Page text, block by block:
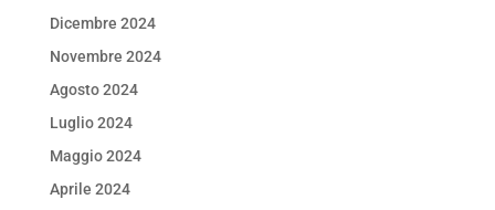
Dicembre 2024
Novembre 2024
Agosto 2024
Luglio 2024
Maggio 2024
Aprile 2024